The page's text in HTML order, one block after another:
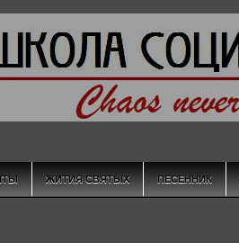
ЖИТИЯ СВЯТЫХ ПЕСЕННИК